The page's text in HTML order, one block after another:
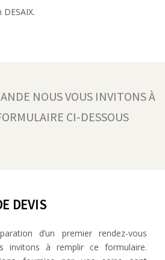
NOUS VOUS INVITONS À
CI-DESSOUS
DEVIS
d’un premier rendez-vous
invitons à remplir ce formulaire.